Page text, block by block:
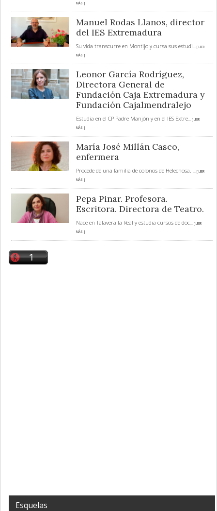
MÁS ]
Manuel Rodas Llanos, director
del IES Extremadura
Su vida transcurre en Montijo y cursa sus estudi... [ LEER
MÁS ]
Leonor García Rodríguez,
Directora General de
Fundación Caja Extremadura y
Fundación Cajalmendralejo
Estudia en el CP Padre Manjón y en el IES Extre... [ LEER
MÁS ]
María José Millán Casco,
enfermera
Procede de una familia de colonos de Helechosa.
... [ LEER
MÁS ]
Pepa Pinar. Profesora.
Escritora. Directora de Teatro.
Nace en Talavera la Real y estudia cursos de doc... [ LEER
MÁS ]
Esquelas